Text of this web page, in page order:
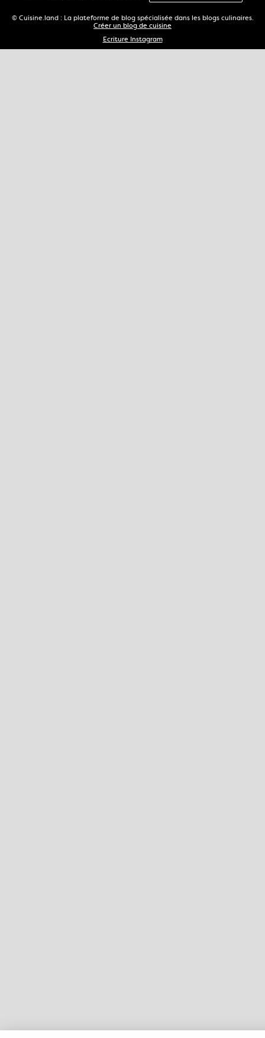
© Cuisine.land : La plateforme de blog spécialisée dans les blogs culinaires.
Créer un blog de cuisine
Ecriture Instagram